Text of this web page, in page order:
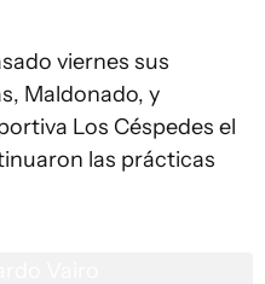
viernes sus
Maldonado, y
Los Céspedes el
las prácticas